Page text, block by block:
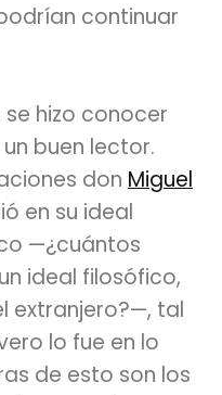
continuar
hizo conocer
buen lector.
don Miguel
en su ideal
—¿cuántos
ideal filosófico,
extranjero?—, tal
lo fue en lo
de esto son los